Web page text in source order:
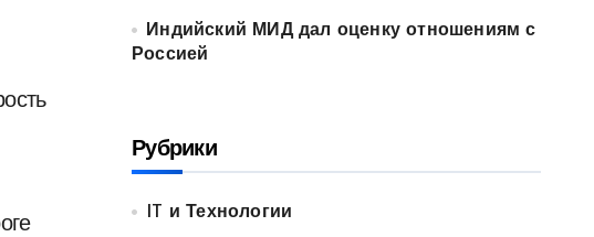
Индийский МИД дал оценку отношениям с
Россией
Рубрики
IT и Технологии